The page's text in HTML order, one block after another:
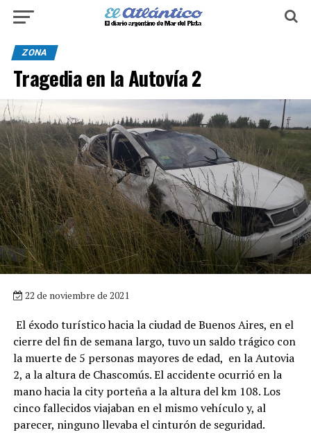
ZONA
Tragedia en la Autovía 2
22 de noviembre de 2021
El éxodo turístico hacia la ciudad de Buenos Aires, en el
cierre del fin de semana largo, tuvo un saldo trágico con
la muerte de 5 personas mayores de edad, en la Autovia
2, a la altura de Chascomús. El accidente ocurrió en la
mano hacia la city porteña a la altura del km 108. Los
cinco fallecidos viajaban en el mismo vehículo y, al
parecer, ninguno llevaba el cinturón de seguridad.